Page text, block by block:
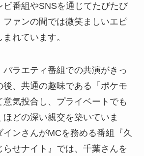
ビ番組やSNSを通じてたびたび
ファンの間では微笑ましいエピ
れています。
ラエティ番組での共演がきっ
後、共通の趣味である「ポケモ
意気投合し、プライベートでも
どの深い親交を築いていま
ンさんがMCを務める番組『久
せナイト』では、千葉さんを